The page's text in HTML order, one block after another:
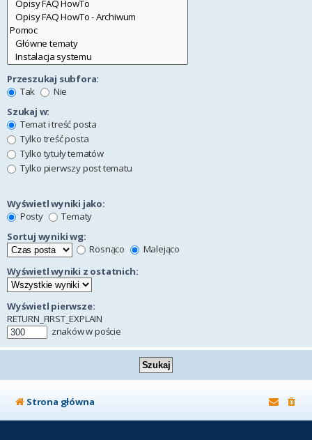
Przeszukaj subfora:
Tak
Nie
Szukaj w:
Temat i treść posta
Tylko treść posta
Tylko tytuły tematów
Tylko pierwszy post tematu
Wyświetl wyniki jako:
Posty
Tematy
Sortuj wyniki wg:
Rosnąco
Malejąco
Wyświetl wyniki z ostatnich:
Wyświetl pierwsze:
RETURN_FIRST_EXPLAIN
znaków w poście
Strona główna